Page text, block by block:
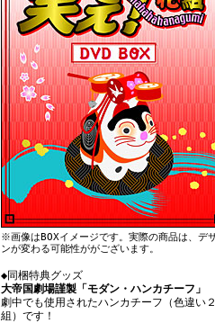
※画像はBOXイメージです。実際の商品は、デ
ンが変わる可能性ががございます。
◆同梱特典グッズ
大帝国劇場謹製「モダン・ハンカチーフ」
劇中でも使用されたハンカチーフ（色違い
組）です！